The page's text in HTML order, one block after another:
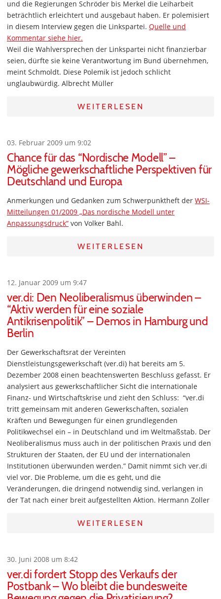
und die Regierungen Schröder bis Merkel die Leiharbeit
beträchtlich erleichtert und ausgebaut haben. Er polemisiert
in diesem Interview gegen die Linkspartei. Quelle und
Kommentar siehe hier.
Weil die Wahlversprechen der Linkspartei nicht finanzierbar
seien, dürfte sie keine Verantwortung im Bund übernehmen,
meint Schmoldt. Diese Polemik ist jedoch schlicht
unglaubwürdig. Albrecht Müller
WEITERLESEN
03. Februar 2009 um 9:02
Chance für das “Nordische Modell” –
Mögliche gewerkschaftliche Perspektiven für
Deutschland und Europa
Anmerkungen und Gedanken zum Schwerpunktheft der WSI-
Mitteilungen 01/2009 „Das nordische Modell unter
Anpassungsdruck“ von Volker Bahl.
WEITERLESEN
12. Januar 2009 um 9:47
ver.di: Den Neoliberalismus überwinden –
“Aktiv werden für eine soziale
Antikrisenpolitik” – Demos in Hamburg und
Berlin
Der Gewerkschaftsrat der Vereinten
Dienstleistungsgewerkschaft (ver.di) hat bereits am 5.
Dezember 2008 einen beachtenswerten Beschluss gefasst. Er
analysiert aus gewerkschaftlicher Sicht die internationale
Finanz- und Wirtschaftskrise und zieht den Schluss: “ver.di
tritt gemeinsam mit anderen Gewerkschaften, sozialen
Kräften und Bewegungen für einen grundlegenden
Politikwechsel ein – in Deutschland und im Weltmaßstab. Der
Neoliberalismus muss auch in der politischen Praxis und den
Strukturen der Staaten, der EU und der internationalen
Institutionen überwunden werden.” Damit nimmt sich ver.di
viel vor. Die Probleme, um die es geht, und die
Veränderungen, die dringend notwendig sind, verlangen in
der Tat nach einer breit aufgestellten Aktion. Hermann Zoller
WEITERLESEN
30. Juni 2008 um 8:42
ver.di fordert Stopp des Verkaufs der
Postbank – Wo bleibt die bundesweite